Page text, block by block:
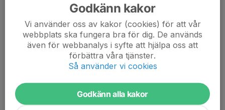
Godkänn kakor
Vi använder oss av kakor (cookies) för att vår
webbplats ska fungera bra för dig. De används
även för webbanalys i syfte att hjälpa oss att
förbättra våra tjänster.
Så använder vi cookies
Godkänn alla kakor